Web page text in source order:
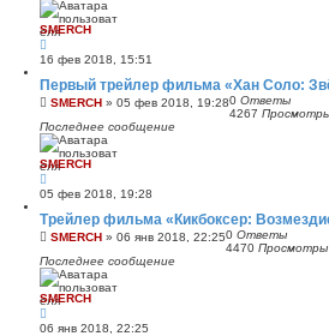
SMERCH
16 фев 2018, 15:51
Первый трейлер фильма «Хан Соло:
SMERCH » 05 фев 2018, 19:280 Ответы
4267
Последнее сообщение
SMERCH
05 фев 2018, 19:28
Трейлер фильма «Кикбоксер:
SMERCH » 06 янв 2018, 22:250 Ответы
4470 Просмотры
Последнее сообщение
SMERCH
06 янв 2018, 22:25